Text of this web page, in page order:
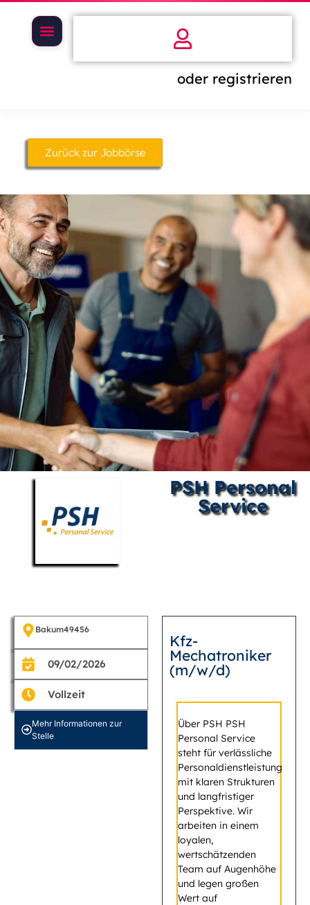
oder registrieren
Zurück zur Jobbörse
PSH Personal
Service
Bakum49456
09/02/2026
Vollzeit
Mehr Informationen zur
Stelle
Kfz-
Mechatroniker
(m/w/d)
Über PSH PSH
Personal Service
steht für verlässliche
Personaldienstleistung
mit klaren Strukturen
und langfristiger
Perspektive. Wir
arbeiten in einem
loyalen,
wertschätzenden
Team auf Augenhöhe
und legen großen
Wert auf